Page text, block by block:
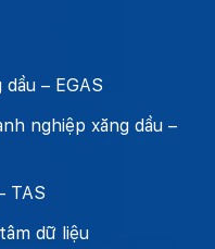
– EGAS
nghiệp xăng dầu –
TAS
dữ liệu